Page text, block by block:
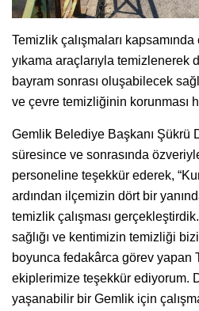
Temizlik çalışmaları
yıkama araçlarıyla temizlenerek
bayram sonrası oluşabilecek
ve çevre temizliğinin korunması
Gemlik Belediye Başkanı Şükrü
süresince ve sonrasında
personeline teşekkür ederek,
ardından ilçemizin dört bir
temizlik çalışması
sağlığı ve kentimizin temizliği
boyunca fedakârca görev yapan
ekiplerimize teşekkür ediyorum.
yaşanabilir bir Gemlik için